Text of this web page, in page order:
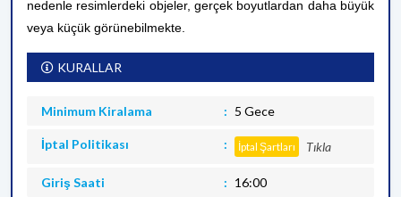
nedenle resimlerdeki objeler, gerçek boyutlardan daha büyük
veya küçük görünebilmekte.
KURALLAR
Minimum Kiralama 5 Gece
İptal Politikası İptal Şartları Tıkla
Giriş Saati 16:00